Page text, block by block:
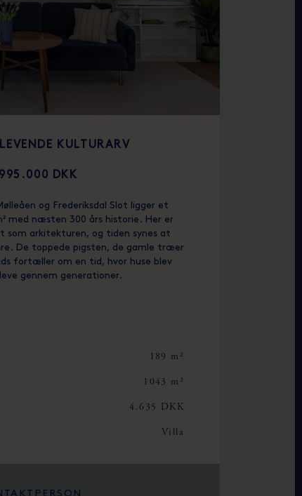
KULTURARV
DKK
og Frederiksdal Slot ligger et
med næsten 300 års historie. Her er
som arkitekturen, og tiden synes at
De toppede pigsten, de gamle træer
fortæller om en tid, hvor huse blev
gennem generationer.
189 m²
1043 m²
4.635 DKK
Villa